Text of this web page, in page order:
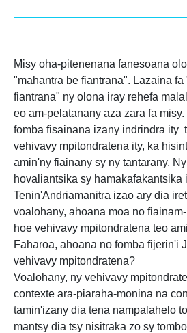
Misy oha-pitenenana fanesoana
"mahantra be fiantrana". Lazaina fa
fiantrana" ny olona iray rehefa
eo am-pelatanany aza zara fa
fomba fisainana izany indrindra ity
vehivavy mpitondratena ity, ka
amin'ny fiainany sy ny tantarany.
hovaliantsika sy hamakafakantsika
Tenin'Andriamanitra izao ary dia
voalohany, ahoana moa no
hoe vehivavy mpitondratena teo
Faharoa, ahoana no fomba fijerin'i
vehivavy mpitondratena?
Voalohany, ny vehivavy
contexte ara-piaraha-monina na
tamin'izany dia tena nampalahelo
mantsy dia tsy nisitraka zo sy